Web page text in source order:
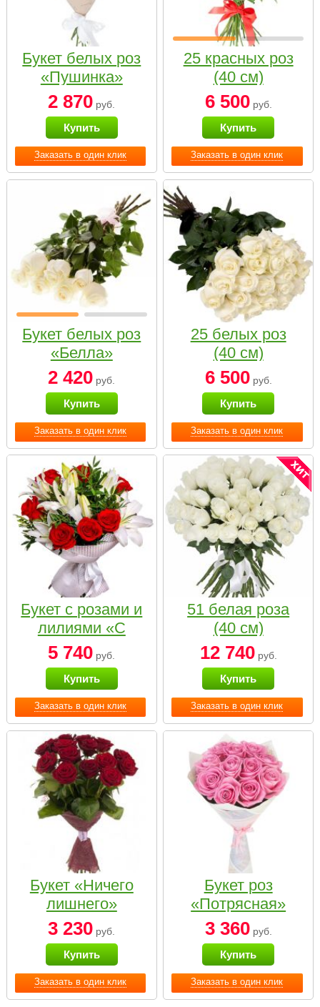
Заказать в один клик
Букет белых роз
«Пушинка»
2 870 руб.
Купить
Заказать в один клик
25 красных роз
(40 см)
6 500руб.
Купить
Заказать в один клик
Букет белых роз
«Белла»
2 420 руб.
Купить
Заказать в один клик
25 белых роз
(40 см)
6 500руб.
Купить
Заказать в один клик
Букет с розами и
лилиями «С
наилучшими
пожеланиями»
5 740 руб.
Купить
Заказать в один клик
51 белая роза
(40 см)
12 740руб.
Купить
Заказать в один клик
Букет «Ничего
лишнего»
3 230 руб.
Купить
Заказать в один клик
Букет роз
«Потрясная»
3 360руб.
Купить